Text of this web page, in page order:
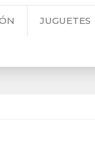
JUGUETES